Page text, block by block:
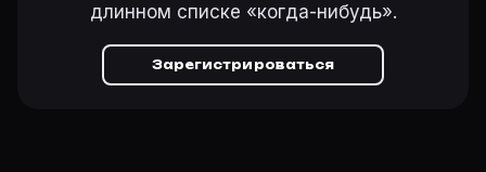
длинном списке «когда-нибудь».
Зарегистрироваться